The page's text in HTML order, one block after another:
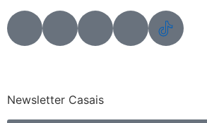
Newsletter Casais